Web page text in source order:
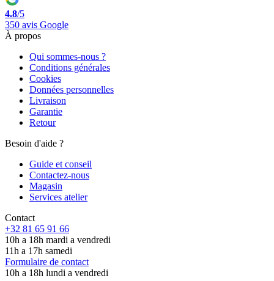
4.8/5
350 avis Google
À propos
Qui sommes-nous ?
Conditions générales
Cookies
Données personnelles
Livraison
Garantie
Retour
Besoin d'aide ?
Guide et conseil
Contactez-nous
Magasin
Services atelier
Contact
+32 81 65 91 66
10h a 18h mardi a vendredi
11h a 17h samedi
Formulaire de contact
10h a 18h lundi a vendredi